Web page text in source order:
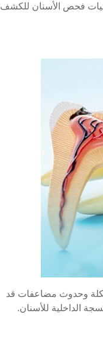
فحص الأسنان للكشف
وحدوث مضاعفات قد
الداخلية للأسنان.